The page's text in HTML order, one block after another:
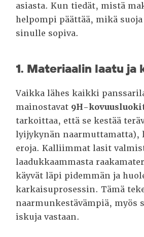
asiasta. Kun tiedät, mistä
helpompi päättää, mikä
sinulle sopiva.
1. Materiaalin laatu ja
Vaikka lähes kaikki
mainostavat 9H-
tarkoittaa, että se kestää
lyijykynän naarmuttamatta),
eroja. Kalliimmat lasit
laadukkaammasta
käyvät läpi pidemmän ja
karkaisuprosessin. Tämä
naarmunkestävämpiä, myös
iskuja vastaan.